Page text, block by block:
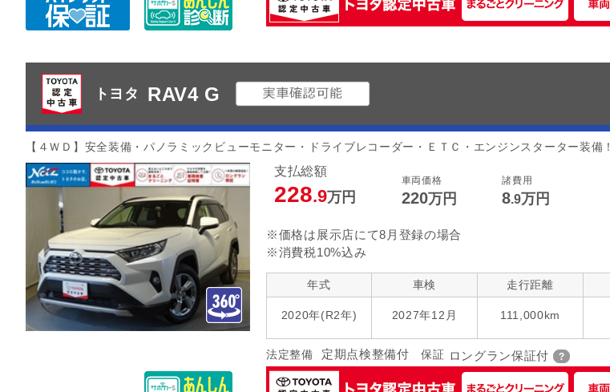
トヨタ RAV4 G
【４ＷＤ】安全装備・パノラミックビューモニター・ドライブレコーダー・ＥＴＣ・エンジンスターター装備！
支払総額
228.9万円
車両価格
220万円
諸費用
8.9万円
※価格は展示店にて8月登録の場合
※消費税10%込み
年式
2020年(R2年)
車検
2027年12月
走行距離
111,000km
法定整備 定期点検整備付 保証 ロングラン保証付